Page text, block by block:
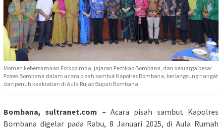
Momen kebersamaan Forkopimda, jajaran Pemkab Bombana, dan keluarga besar
Polres Bombana dalam acara pisah sambut Kapolres Bombana, berlangsung hangat
dan penuh keakraban di Aula Rujab Bupati Bombana.
Bombana, sultranet.com – Acara pisah sambut Kapolres
Bombana digelar pada Rabu, 8 Januari 2025, di Aula Rumah